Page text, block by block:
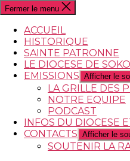
Fermer le menu
ACCUEIL
HISTORIQUE
SAINTE PATRONNE
LE DIOCESE DE
EMISSIONS Afficher le
LA GRILLE DES
NOTRE EQUIPE
PODCAST
INFOS DU DIOCESE
CONTACTS Afficher le
SOUTENIR LA